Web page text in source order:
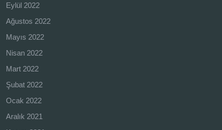
Eylül 2022
Ağustos 2022
Mayıs 2022
Nisan 2022
Mart 2022
Şubat 2022
Ocak 2022
Aralık 2021